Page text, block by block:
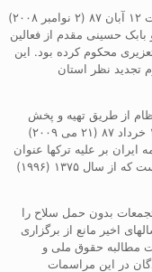
شعبه دوم دادگاه انقلاب تبریز به ریاست قاضی بیات ۱۲ آبان ۸۷ (۲ نوامبر ۲۰۰۸)
حسینی مقدم از فعالین
محکوم کرده بود. این
در شعیه چهارم تجدید نظر استان
از طریق تهیه و پخش
اعلامیه دعوت مردم به شرکت در تجمع اعتراضی ۱ خرداد ۸۷ (۲۱ می ۲۰۰۹)
ایران بر علیه ترکها عنوان
شده است. زارعی از فعالین آذربایجانی در تبریز است که از سال ۱۳۷۵ (۱۹۹۶)
بدون حمل سلاح را
اخیر مانع از برگزاری
مطالبه حقوق ملی و
در این مراسمات